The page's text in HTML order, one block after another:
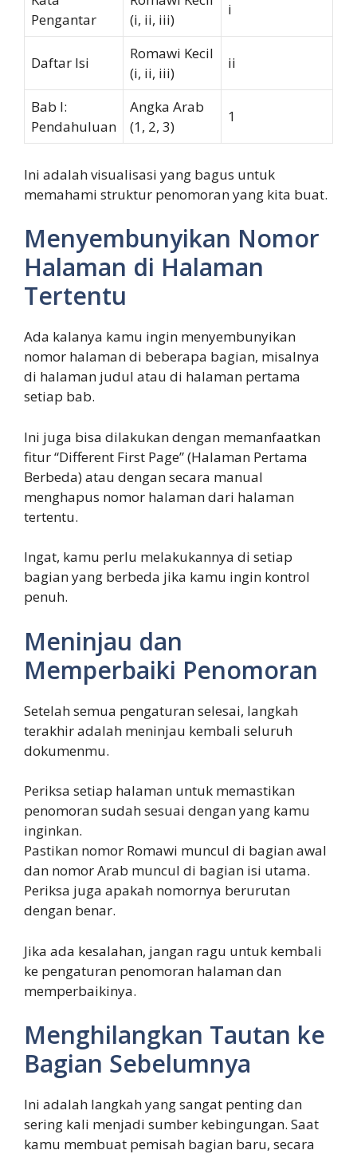
Pengantar
(i, ii, iii)
i
Daftar Isi
Romawi Kecil
(i, ii, iii)
ii
Bab I:
Pendahuluan
Angka Arab
(1, 2, 3)
1
Ini adalah visualisasi yang bagus untuk
memahami struktur penomoran yang kita buat.
Menyembunyikan Nomor
Halaman di Halaman
Tertentu
Ada kalanya kamu ingin menyembunyikan
nomor halaman di beberapa bagian, misalnya
di halaman judul atau di halaman pertama
setiap bab.
Ini juga bisa dilakukan dengan memanfaatkan
fitur “Different First Page” (Halaman Pertama
Berbeda) atau dengan secara manual
menghapus nomor halaman dari halaman
tertentu.
Ingat, kamu perlu melakukannya di setiap
bagian yang berbeda jika kamu ingin kontrol
penuh.
Meninjau dan
Memperbaiki Penomoran
Setelah semua pengaturan selesai, langkah
terakhir adalah meninjau kembali seluruh
dokumenmu.
Periksa setiap halaman untuk memastikan
penomoran sudah sesuai dengan yang kamu
inginkan.
Pastikan nomor Romawi muncul di bagian awal
dan nomor Arab muncul di bagian isi utama.
Periksa juga apakah nomornya berurutan
dengan benar.
Jika ada kesalahan, jangan ragu untuk kembali
ke pengaturan penomoran halaman dan
memperbaikinya.
Menghilangkan Tautan ke
Bagian Sebelumnya
Ini adalah langkah yang sangat penting dan
sering kali menjadi sumber kebingungan. Saat
kamu membuat pemisah bagian baru, secara